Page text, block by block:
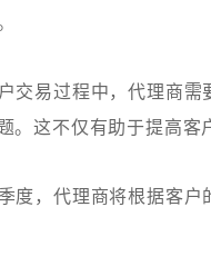
交易过程中，代理商
。这不仅有助于提高客
度，代理商将根据客